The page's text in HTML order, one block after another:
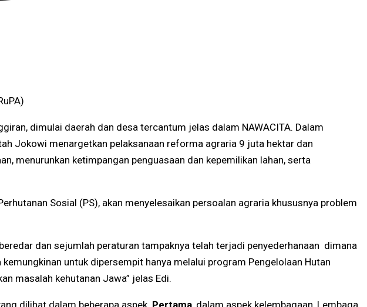
dimulai daerah dan desa tercantum jelas dalam NAWACITA. Dalam
Jokowi menargetkan pelaksanaan reforma agraria 9 juta hektar dan
menurunkan ketimpangan penguasaan dan kepemilikan lahan, serta
Sosial (PS), akan menyelesaikan persoalan agraria khususnya problem
dan sejumlah peraturan tampaknya telah terjadi penyederhanaan dimana
untuk dipersempit hanya melalui program Pengelolaan Hutan
masalah kehutanan Jawa” jelas Edi.
dilihat dalam beberapa aspek. Pertama , dalam aspek kelembagaan, Lembaga